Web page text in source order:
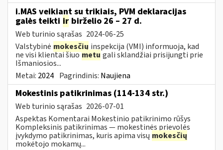
i.MAS veikiant su trikiais, PVM deklaracijas
galės teikti ir birželio 26 – 27 d.
Web turinio sąrašas 2024-06-25
Valstybinė mokesčių inspekcija (VMI) informuoja, kad
ne visi klientai šiuometu gali sklandžiai prisijungti prie
Išmaniosios...
Metai: 2024 Pagrindinis: Naujiena
Mokestinis patikrinimas (114-134 str.)
Web turinio sąrašas 2026-07-01
Aspektas Komentarai Mokestinio patikrinimo rūšys
Kompleksinis patikrinimas — mokestinės prievolės
įvykdymo patikrinimas, kuris apima visų mokesčių
mokėtojo mokamų...